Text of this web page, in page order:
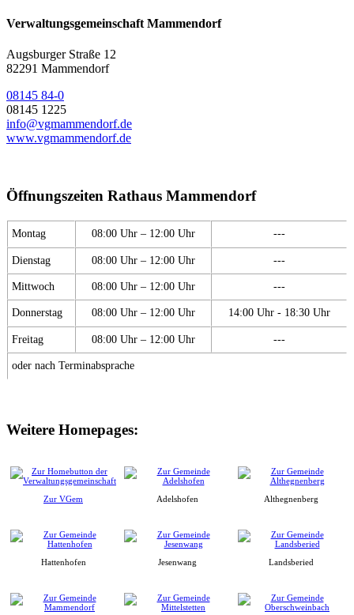
Verwaltungsgemeinschaft Mammendorf
Augsburger Straße 12
82291 Mammendorf
08145 84-0
08145 1225
info@vgmammendorf.de
www.vgmammendorf.de
Öffnungszeiten Rathaus Mammendorf
Montag 08:00 Uhr – 12:00 Uhr ---
Dienstag 08:00 Uhr – 12:00 Uhr ---
Mittwoch 08:00 Uhr – 12:00 Uhr ---
Donnerstag 08:00 Uhr – 12:00 Uhr 14:00 Uhr - 18:30 Uhr
Freitag 08:00 Uhr – 12:00 Uhr ---
oder nach Terminabsprache
Weitere Homepages:
Zur VGem Adelshofen Althegnenberg
Hattenhofen Jesenwang Landsberied